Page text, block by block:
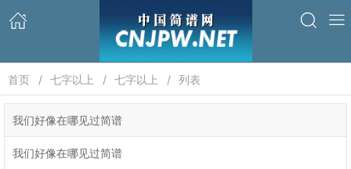
首页 七字以上 七字以上 列表
我们好像在哪见过简谱
我们好像在哪见过简谱